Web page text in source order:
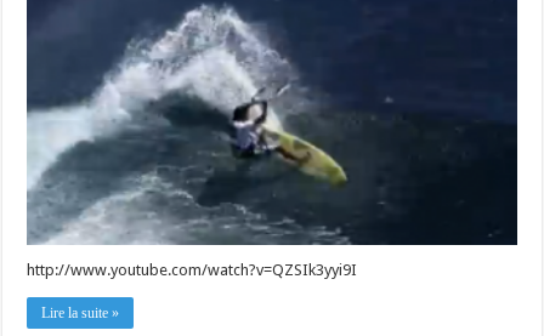
http://www.youtube.com/watch?v=QZSIk3yyi9I
Lire la suite »